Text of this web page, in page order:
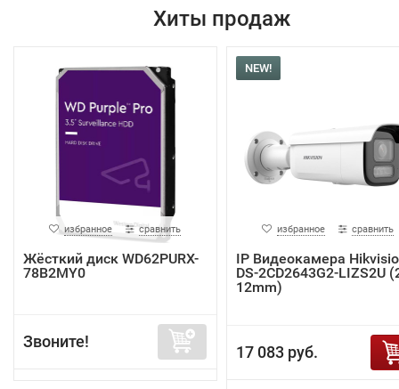
Хиты продаж
избранное сравнить
Жёсткий диск WD62PURX-
78B2MY0
Звоните!
NEW!
избранное сравнить
IP Видеокамера
DS-2CD2643G2-LIZS2U
12mm)
17 083 руб.